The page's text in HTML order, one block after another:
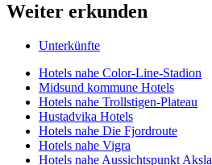
Weiter erkunden
Unterkünfte
Hotels nahe Color-Line-Stadion
Midsund kommune Hotels
Hotels nahe Trollstigen-Plateau
Hustadvika Hotels
Hotels nahe Die Fjordroute
Hotels nahe Vigra
Hotels nahe Aussichtspunkt Aksla